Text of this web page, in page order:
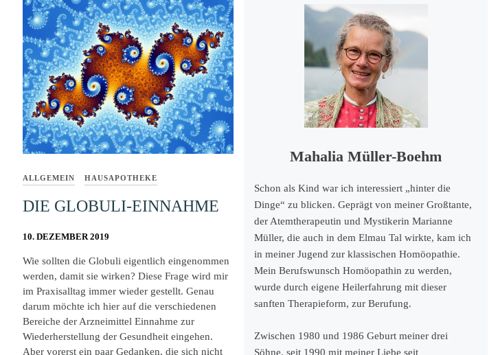
ALLGEMEIN HAUSAPOTHEKE
DIE GLOBULI-EINNAHME
10. DEZEMBER 2019
Wie sollten die Globuli eigentlich eingenommen
werden, damit sie wirken? Diese Frage wird mir
im Praxisalltag immer wieder gestellt. Genau
darum möchte ich hier auf die verschiedenen
Bereiche der Arzneimittel Einnahme zur
Wiederherstellung der Gesundheit eingehen.
Aber vorerst ein paar Gedanken, die sich nicht
Mahalia Müller-Boehm
Schon als Kind war ich interessiert „hinter die
Dinge“ zu blicken. Geprägt von meiner Großtante,
der Atemtherapeutin und Mystikerin Marianne
Müller, die auch in dem Elmau Tal wirkte, kam ich
in meiner Jugend zur klassischen Homöopathie.
Mein Berufswunsch Homöopathin zu werden,
wurde durch eigene Heilerfahrung mit dieser
sanften Therapieform, zur Berufung.
Zwischen 1980 und 1986 Geburt meiner drei
Söhne, seit 1990 mit meiner Liebe seit